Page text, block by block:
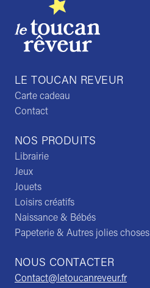
NOS PRODUITS
Librairie
Jeux
Jouets
Loisirs créatifs
Naissance & Bébés
Papeterie & Autres jolies choses
NOUS CONTACTER
Contact@letoucanreveur.fr
LE TOUCAN REVEUR
Carte cadeau
Contact